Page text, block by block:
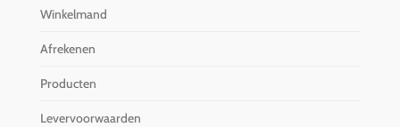
Winkelmand
Afrekenen
Producten
Levervoorwaarden